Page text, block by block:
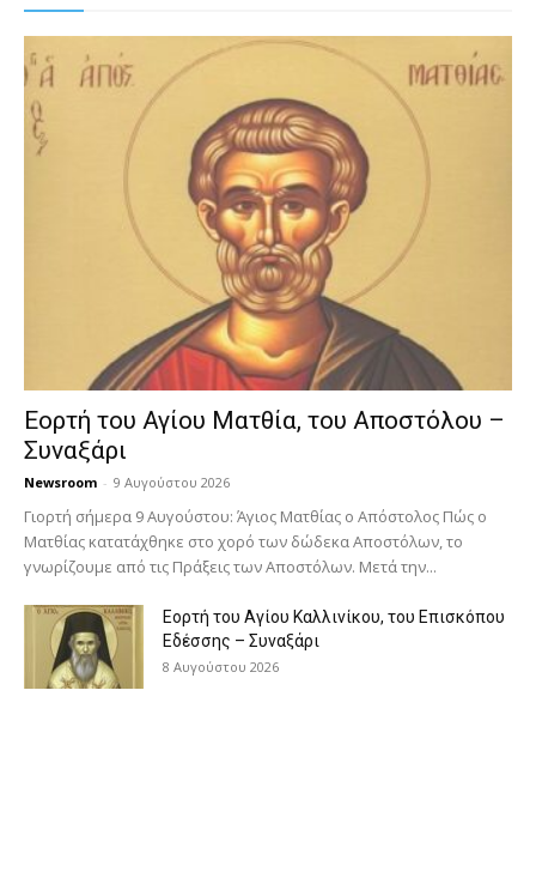
Εορτή του Αγίου Ματθία, του Αποστόλου –
Συναξάρι
Newsroom - 9 Αυγούστου 2026
Γιορτή σήμερα 9 Αυγούστου: Άγιος Ματθίας ο Απόστολος Πώς ο
Ματθίας κατατάχθηκε στο χορό των δώδεκα Αποστόλων, το
γνωρίζουμε από τις Πράξεις των Αποστόλων. Μετά την...
Εορτή του Αγίου Καλλινίκου, του Επισκόπου
Εδέσσης – Συναξάρι
8 Αυγούστου 2026